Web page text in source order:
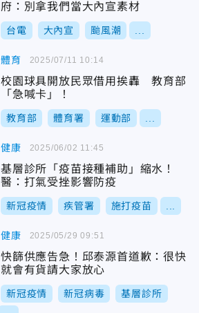
府：別拿我們當大內宣素材
台電 大內宣 颱風潮
體育
校園球具開放民眾借用挨轟 教育部
「急喊卡」！
教育部 體育署 運動部
2025/07/11 10:14
健康
基層診所「疫苗接種補助」縮水！
醫：打氣受挫影響防疫
新冠疫情 疾管署 施打疫苗
2025/06/02 11:45
健康
快篩供應告急！邱泰源首道歉：很快
就會有貨請大家放心
新冠疫情 新冠病毒 基層診所
2025/05/29 09:51